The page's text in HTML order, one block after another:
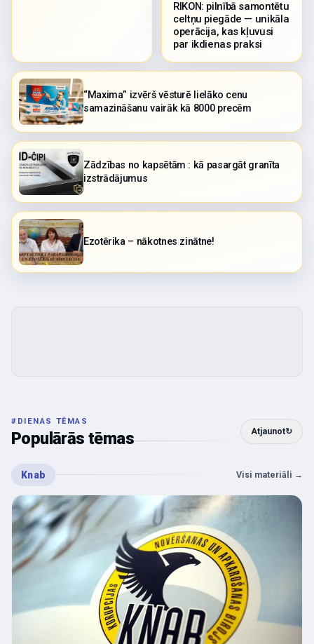
RIKON: pilnībā samontētu
celtņu piegāde — unikāla
operācija, kas kļuvusi
par ikdienas praksi
“Maxima” izvērš vēsturē lielāko cenu
samazināšanu vairāk kā 8000 precēm
Zādzības no kapsētām : kā pasargāt granīta
izstrādājumus
Ezotērika – nākotnes zinātne!
# DIENAS TĒMAS
Populārās tēmas Atjaunot↻
Knab Visi materiāli →